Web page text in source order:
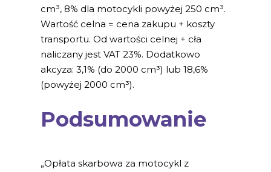
cm³, 8% dla motocykli powyżej 250 cm³.
Wartość celna = cena zakupu + koszty
transportu. Od wartości celnej + cła
naliczany jest VAT 23%. Dodatkowo
akcyza: 3,1% (do 2000 cm³) lub 18,6%
(powyżej 2000 cm³).
Podsumowanie
„Opłata skarbowa za motocykl z